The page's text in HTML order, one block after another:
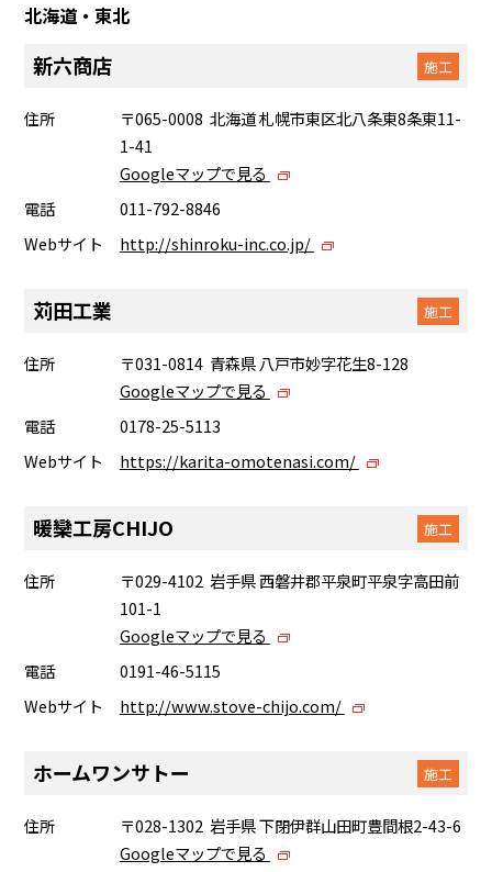
北海道・東北
新六商店 施工
住所
〒065-0008 北海道 札幌市東区北八条東8条東11-
1-41
Googleマップで見る
電話
011-792-8846
Webサイト
http://shinroku-inc.co.jp/
苅田工業 施工
住所
〒031-0814 青森県 八戸市妙字花生8-128
Googleマップで見る
電話
0178-25-5113
Webサイト
https://karita-omotenasi.com/
暖欒工房CHIJO 施工
住所
〒029-4102 岩手県 西磐井郡平泉町平泉字高田前
101-1
Googleマップで見る
電話
0191-46-5115
Webサイト
http://www.stove-chijo.com/
ホームワンサトー 施工
住所
〒028-1302 岩手県 下閉伊群山田町豊間根2-43-6
Googleマップで見る